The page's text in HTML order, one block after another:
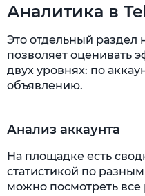
Аналитика в
Это отдельный раздел
позволяет оценивать
двух уровнях: по
объявлению.
Анализ аккаунта
На площадке есть
статистикой по
можно посмотреть